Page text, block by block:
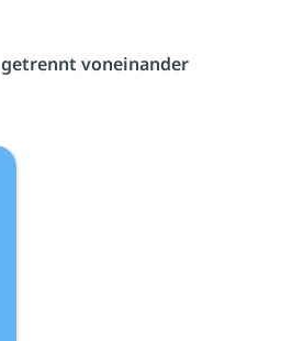
getrennt voneinander